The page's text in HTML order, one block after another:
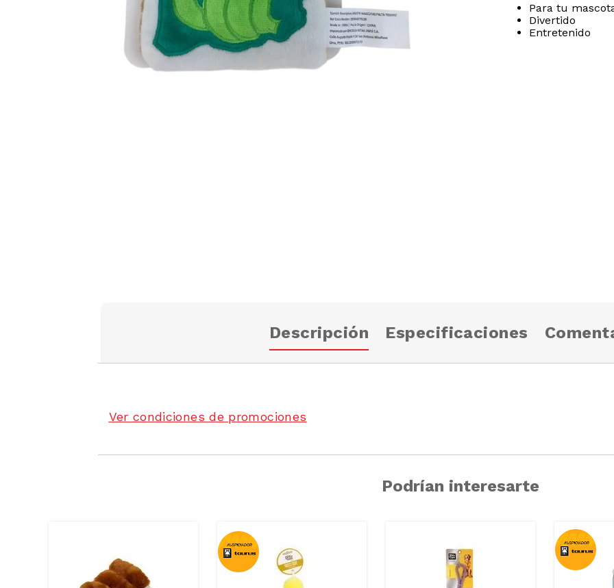
Para tu
Divertido
Entretenido
Descripción Especificaciones
Ver condiciones de promociones
Podrían interesarte